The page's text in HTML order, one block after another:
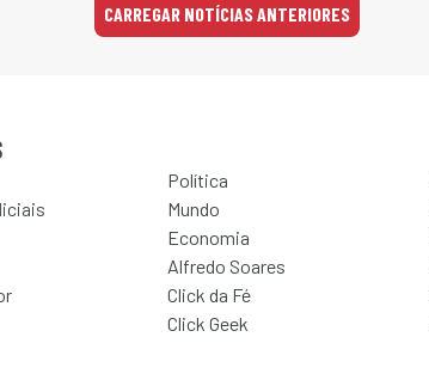
CARREGAR NOTÍCIAS ANTERIORES
Política
Mundo
Economia
Alfredo Soares
Click da Fé
Click Geek